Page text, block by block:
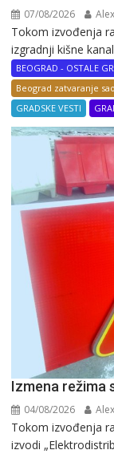
07/08/2026 Alex
Tokom izvođenja
izgradnji kišne
BEOGRAD - OSTALE
Beograd zatvaranje
GRADSKE VESTI
Izmena režima
04/08/2026 Alex
Tokom izvođenja
izvodi